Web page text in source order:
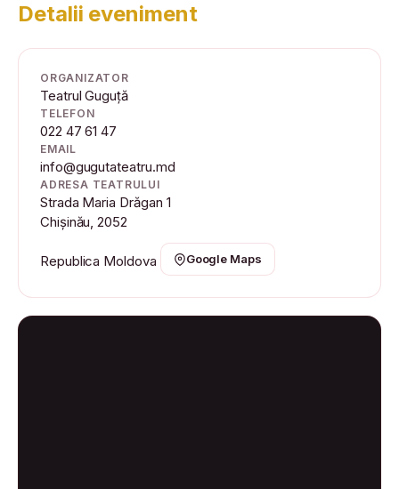
Detalii eveniment
ORGANIZATOR
Teatrul Guguță
TELEFON
022 47 61 47
EMAIL
info@gugutateatru.md
ADRESA TEATRULUI
Strada Maria Drăgan 1
Chișinău, 2052
Republica Moldova Google Maps